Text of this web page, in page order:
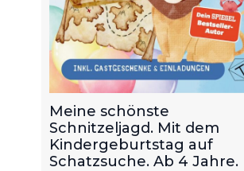
Meine schönste
Schnitzeljagd. Mit dem
Kindergeburtstag auf
Schatzsuche. Ab 4 Jahre.